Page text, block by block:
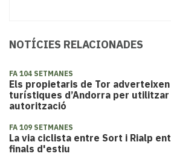
NOTÍCIES RELACIONADES
FA 104 SETMANES
Els propietaris de Tor
turístiques d’Andorra per utilitzar
autorització
FA 109 SETMANES
La via ciclista entre Sort i Rialp
finals d'estiu